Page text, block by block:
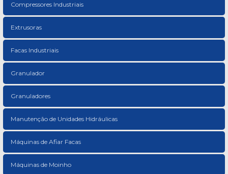
Compressores Industriais
Extrusoras
Facas Industriais
Granulador
Granuladores
Manutenção de Unidades Hidráulicas
Máquinas de Afiar Facas
Máquinas de Moinho